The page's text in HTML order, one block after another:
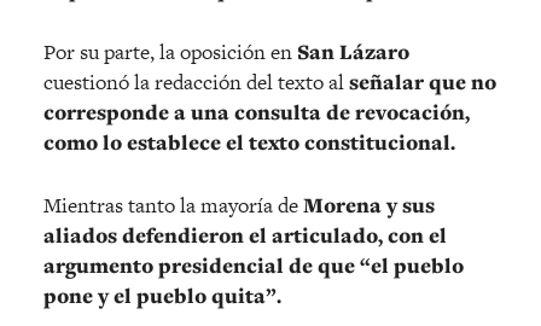
Por su parte, la oposición en San Lázaro
cuestionó la redacción del texto alseñalar que no
corresponde a una consulta de revocación,
como lo establece el texto constitucional.
Mientras tanto la mayoría deMorena y sus
aliados defendieron el articulado, con el
argumento presidencial de que “el pueblo
pone y el pueblo quita”.